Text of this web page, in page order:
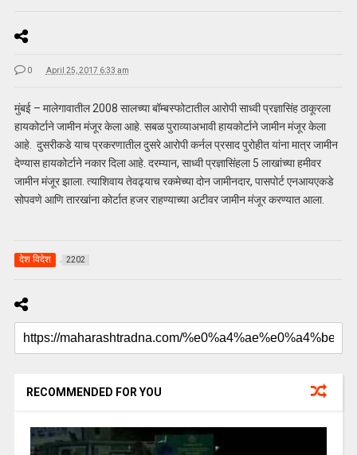
0 April 25, 2017 6:33 am
मुंबई – मालेगावातील 2008 सालच्या बॉम्बस्फोटातील आरोपी साध्वी प्रज्ञासिंह ठाकूरला
हायकोर्टाने जामीन मंजूर केला आहे. सबळ पुराव्याअभावी हायकोर्टाने जामीन मंजूर केला
आहे. दुसरीकडे याच प्रकरणातील दुसरे आरोपी कर्नल प्रसाद पुरोहीत यांना मात्र जामीन
देण्यास हायकोर्टाने नकार दिला आहे. दरम्यान, साध्वी प्रज्ञासिंहला 5 लाखांच्या हमीवर
जामीन मंजूर झाला. त्याशिवाय तेवढ्याच रकमेच्या दोन जामीनदार, पासपोर्ट एनआयएकडे
सोपवणे आणि तारखांना कोर्टात हजर राहण्याच्या अटीवर जामीन मंजूर करण्यात आला.
देश विदेश 2202
RECOMMENDED FOR YOU